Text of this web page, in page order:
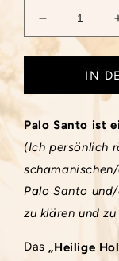
Verringere
IN
Palo Santo ist
(Ich persönlich
Palo Santo
zu klären und
Das „Heilige